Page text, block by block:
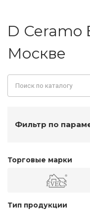
D Ceramo
Москве
Фильтр по
Торговые марки
Тип продукции